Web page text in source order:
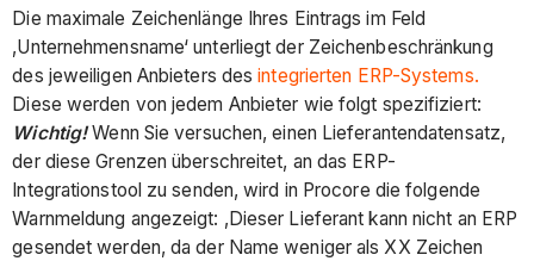
Die maximale Zeichenlänge Ihres Eintrags im Feld
‚Unternehmensname‘ unterliegt der Zeichenbeschränkung
des jeweiligen Anbieters desintegrierten ERP-Systems.
Diese werden von jedem Anbieter wie folgt spezifiziert:
Wichtig!Wenn Sie versuchen, einen Lieferantendatensatz,
der diese Grenzen überschreitet, an das ERP-
Integrationstool zu senden, wird in Procore die folgende
Warnmeldung angezeigt: ‚Dieser Lieferant kann nicht an ERP
gesendet werden, da der Name weniger als XX Zeichen